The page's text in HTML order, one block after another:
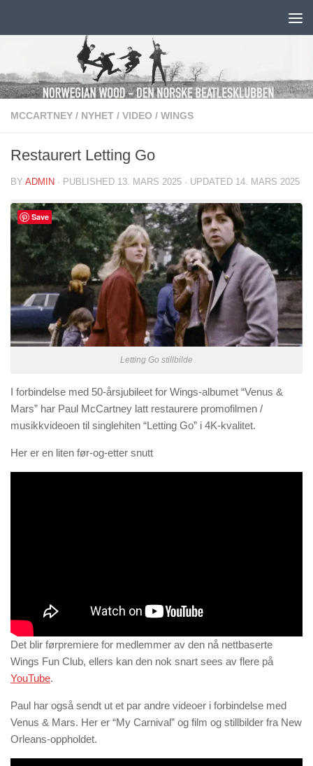
MCCARTNEY / NYHET / VIDEO / WINGS
Restaurert Letting Go
BY ADMIN · PUBLISHED 13. MARS 2025 · UPDATED 14. MARS 2025
Letting Go stillbilde
I forbindelse med 50-årsjubileet for Wings-albumet “Venus &
Mars” har Paul McCartney latt restaurere promofilmen /
musikkvideoen til singlehiten “Letting Go” i 4K-kvalitet.
Her er en liten før-og-etter snutt
Det blir førpremiere for medlemmer av den nå nettbaserte
Wings Fun Club, ellers kan den nok snart sees av flere på
YouTube.
Paul har også sendt ut et par andre videoer i forbindelse med
Venus & Mars. Her er “My Carnival” og film og stillbilder fra New
Orleans-oppholdet.
Save